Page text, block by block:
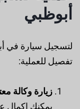
أبوظبي
لتسجيل سيارة في
تفصيل للعملية:
زيارة وكالة
يمكنك إكمال